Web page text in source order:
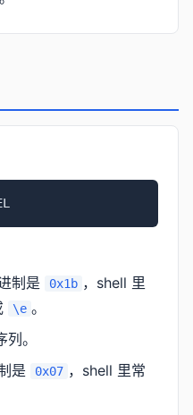
制是 0x1b ，shell 里
\e 。
。
是 0x07 ，shell 里常